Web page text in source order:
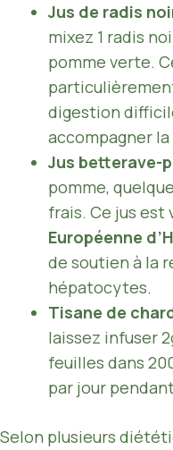
Jus de radis
mixez 1 radis
pomme verte.
digestion
accompagner
Jus betterave-
pomme,
frais. Ce jus est
Européenne
de soutien à la
hépatocytes.
Tisane de
laissez infuser
feuilles dans
par jour
Selon plusieurs